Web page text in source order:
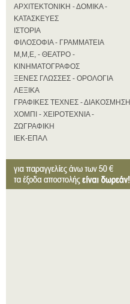
ΑΡΧΙΤΕΚΤΟΝΙΚΗ - ΔΟΜΙΚΑ -
ΚΑΤΑΣΚΕΥΕΣ
ΙΣΤΟΡΙΑ
ΦΙΛΟΣΟΦΙΑ - ΓΡΑΜΜΑΤΕΙΑ
Μ,Μ,Ε, - ΘΕΑΤΡΟ -
ΚΙΝΗΜΑΤΟΓΡΑΦΟΣ
ΞΕΝΕΣ ΓΛΩΣΣΕΣ - ΟΡΟΛΟΓΙΑ
ΛΕΞΙΚΑ
ΓΡΑΦΙΚΕΣ ΤΕΧΝΕΣ - ΔΙΑΚΟΣΜΗΣΗ
ΧΟΜΠΙ - ΧΕΙΡΟΤΕΧΝΙΑ -
ΖΩΓΡΑΦΙΚΗ
ΙΕΚ-ΕΠΑΛ